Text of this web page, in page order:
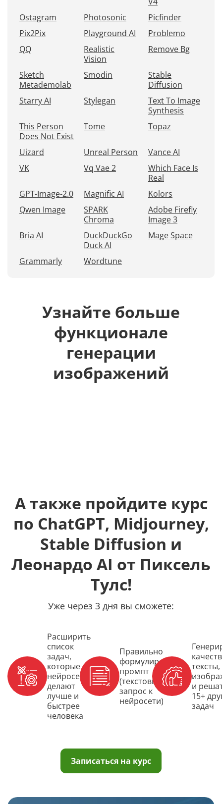
Ostagram
Photosonic
Picfinder
Pix2Pix
Playground AI
Problemo
QQ
Realistic
Vision
Remove Bg
Sketch
Metademolab
Smodin
Stable
Diffusion
Starry AI
Stylegan
Text To Image
Synthesis
This Person
Does Not Exist
Tome Topaz
Uizard Unreal Person
Vance AI
VK
Vq Vae 2
Which Face Is
Real
GPT-Image-2.0
Magnific AI
Kolors
Qwen Image
SPARK
Chroma
Adobe Firefly
Image 3
Bria AI
DuckDuckGo
Duck AI
Mage Space
Grammarly Wordtune
Узнайте больше
функционале
генерации
изображений
А также пройдите курс
по ChatGPT, Midjourney,
Stable Diffusion и
Леонардо AI от Пиксель
Тулс!
Уже через 3 дня вы сможете:
Расширить
список
задач,
которые
нейросети
делают
лучше и
быстрее
человека
Правильно
формулировать
промпт
(текстовый
запрос к
нейросети)
тексты,
и
15+
задач
Записаться на курс